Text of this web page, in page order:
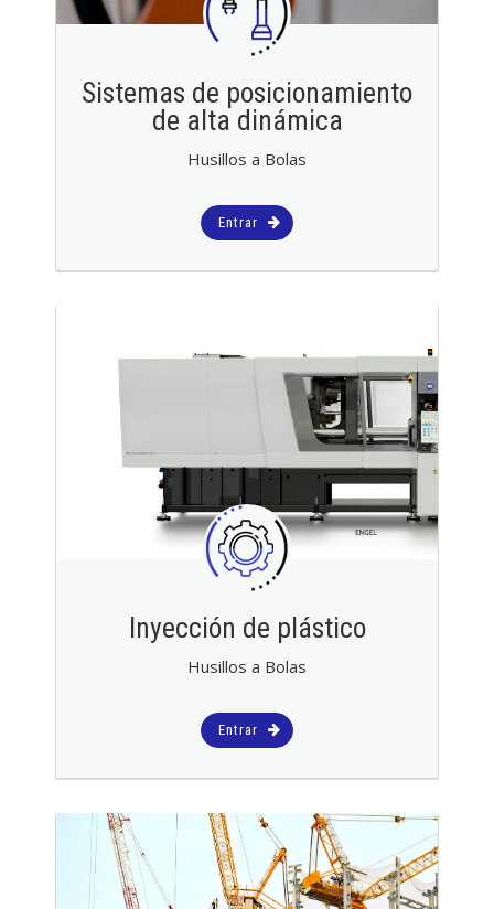
Sistemas de posicionamiento
de alta dinámica
Husillos a Bolas
Entrar
Inyección de plástico
Husillos a Bolas
Entrar